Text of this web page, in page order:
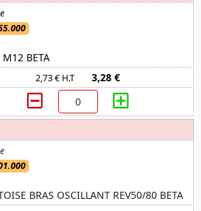
M12 BETA
2,73 € H.T 3,28 €
BRAS OSCILLANT REV50/80 BETA